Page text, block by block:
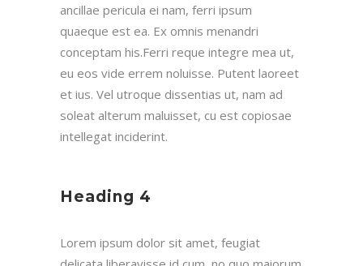
ancillae pericula ei nam, ferri ipsum
quaeque est ea. Ex omnis menandri
conceptam his.Ferri reque integre mea ut,
eu eos vide errem noluisse. Putent laoreet
et ius. Vel utroque dissentias ut, nam ad
soleat alterum maluisset, cu est copiosae
intellegat inciderint.
Heading 4
Lorem ipsum dolor sit amet, feugiat